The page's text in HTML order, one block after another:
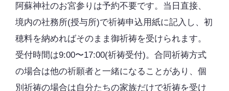
阿蘇神社のお宮参りは予約不要です。当日直接、
境内の社務所(授与所)で祈祷申込用紙に記入し、初
穂料を納めればそのまま御祈祷を受けられます。
受付時間は9:00〜17:00(祈祷受付)。合同祈祷方式
の場合は他の祈願者と一緒になることがあり、個
別祈祷の場合は自分たちの家族だけで祈祷を受け